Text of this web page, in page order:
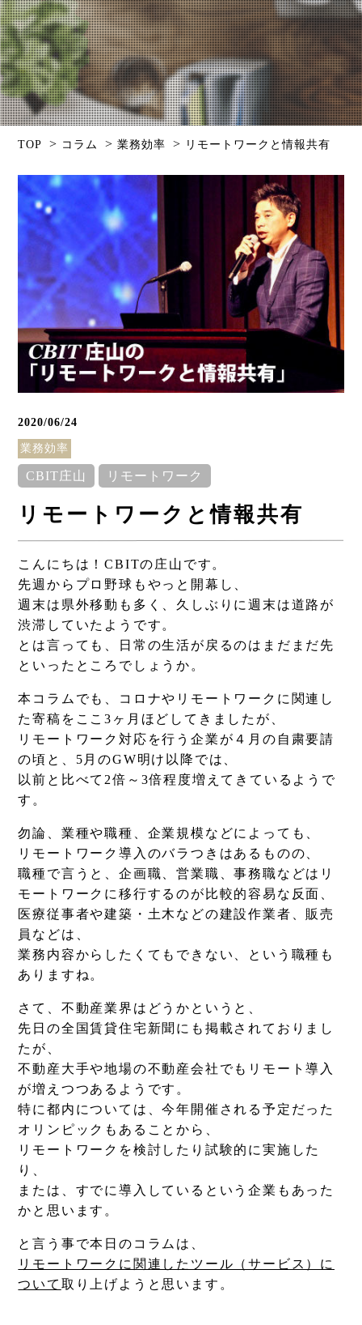
Column
TOP > コラム >業務効率 > リモートワークと情報共有
2020/06/24
業務効率
CBIT庄山 リモートワーク
リモートワークと情報共有
こんにちは！CBITの庄山です。
先週からプロ野球もやっと開幕し、
週末は県外移動も多く、久しぶりに週末は道路が
渋滞していたようです。
とは言っても、日常の生活が戻るのはまだまだ先
といったところでしょうか。
本コラムでも、コロナやリモートワークに関連し
た寄稿をここ3ヶ月ほどしてきましたが、
リモートワーク対応を行う企業が４月の自粛要請
の頃と、5月のGW明け以降では、
以前と比べて2倍～3倍程度増えてきているようで
す。
勿論、業種や職種、企業規模などによっても、
リモートワーク導入のバラつきはあるものの、
職種で言うと、企画職、営業職、事務職などはリ
モートワークに移行するのが比較的容易な反面、
医療従事者や建築・土木などの建設作業者、販売
員などは、
業務内容からしたくてもできない、という職種も
ありますね。
さて、不動産業界はどうかというと、
先日の全国賃貸住宅新聞にも掲載されておりまし
たが、
不動産大手や地場の不動産会社でもリモート導入
が増えつつあるようです。
特に都内については、今年開催される予定だった
オリンピックもあることから、
リモートワークを検討したり試験的に実施した
り、
または、すでに導入しているという企業もあった
かと思います。
と言う事で本日のコラムは、
リモートワークに関連したツール（サービス）に
ついて 取り上げようと思います。